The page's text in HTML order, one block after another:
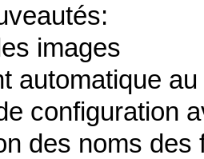
images
automatique
configuration
des noms des